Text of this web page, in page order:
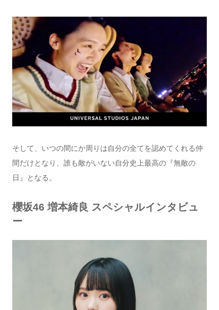
そして、いつの間にか周りは自分の全てを認めてくれる仲
間だけとなり、誰も敵がいない自分史上最高の『無敵の
日』となる。
櫻坂46 増本綺良 スペシャルインタビュ
ー